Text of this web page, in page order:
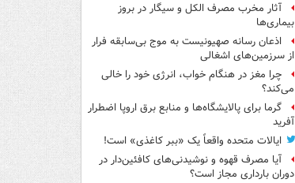
آثار مخرب مصرف الکل و سیگار در بروز
بیماری‌ها
اذعان رسانه صهیونیست به موج بی‌سابقه فرار
از سرزمین‌های اشغالی
چرا مغز در هنگام خواب، انرژی خود را خالی
می‌کند؟
گرما برای پالایشگاه‌ها و منابع برق اروپا اضطرار
آفرید
ایالات متحده واقعاً یک «ببر کاغذی» است!
آیا مصرف قهوه و نوشیدنی‌های کافئین‌دار در
دوران بارداری مجاز است؟